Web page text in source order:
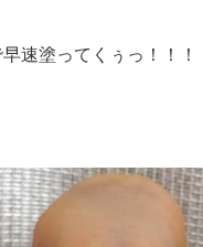
速塗ってくぅっ！！！